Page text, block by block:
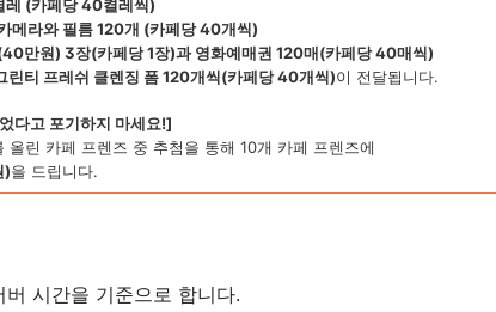
레 (카페당 40켤레씩)
메라와 필름 120개 (카페당 40개씩)
만원) 3장(카페당 1장)과 영화예매권 120매(카페당 40매씩)
린티 프레쉬 클렌징 폼 120개씩(카페당 40개씩)이 전달됩니다.
다고 포기하지 마세요!]
올린 카페 프렌즈 중 추첨을 통해 10개 카페 프렌즈에
)을 드립니다.
시간을 기준으로 합니다.